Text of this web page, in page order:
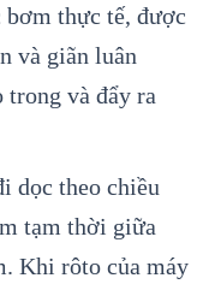
thực tế, được
và giãn luân
trong và đẩy ra
dọc theo chiều
tạm thời giữa
Khi rôto của máy